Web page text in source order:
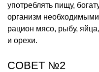
употреблять пищу,
организм
рацион мясо, рыбу,
и орехи.
СОВЕТ №2